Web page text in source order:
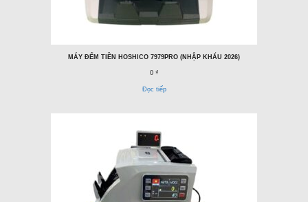
MÁY ĐẾM TIỀN HOSHICO 7979PRO (NHẬP KHẨU 2026)
0 ₫
Đọc tiếp